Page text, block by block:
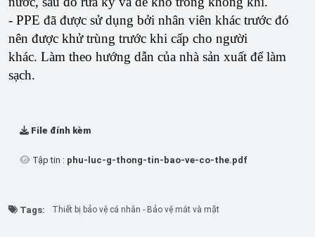
- PPE đã được sử dụng bởi nhân viên khác trước đó
nên được khử trùng trước khi cấp cho người
khác. Làm theo hướng dẫn của nhà sản xuất để làm
sạch.
File đính kèm
Tập tin : phu-luc-g-thong-tin-bao-ve-co-the.pdf
Tags: Thiết bị bảo vệ cá nhân - Bảo vệ mắt và mặt